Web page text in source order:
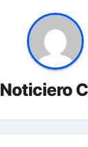
Noticiero